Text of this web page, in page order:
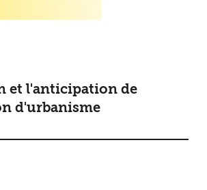
et l'anticipation de
d'urbanisme